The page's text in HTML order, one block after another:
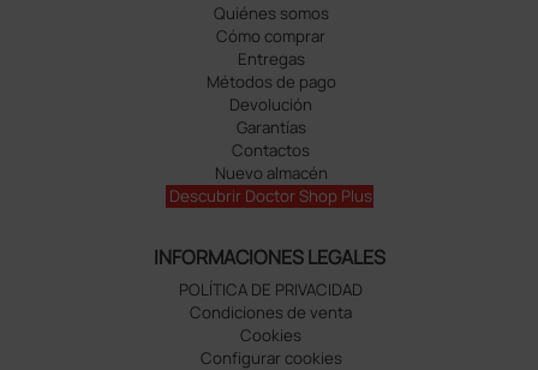
Quiénes somos
Cómo comprar
Entregas
Métodos de pago
Devolución
Garantías
Contactos
Nuevo almacén
Descubrir Doctor Shop Plus
INFORMACIONES LEGALES
POLÍTICA DE PRIVACIDAD
Condiciones de venta
Cookies
Configurar cookies